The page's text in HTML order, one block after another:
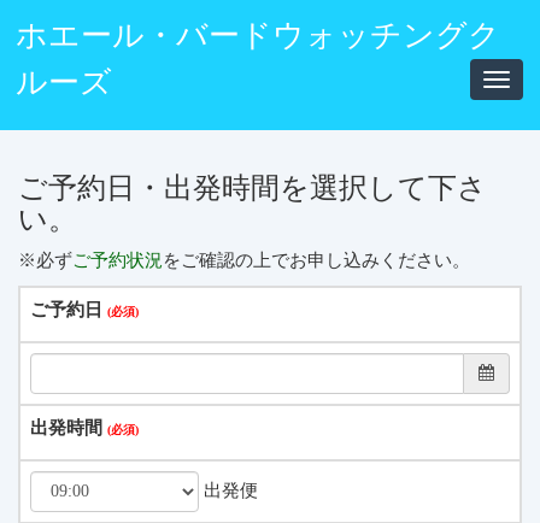
ホエール・バードウォッチングク
ルーズ
ご予約日・出発時間を選択して下さ
い。
※必ずご予約状況 をご確認の上でお申し込みください。
ご予約日
出発時間
出発便